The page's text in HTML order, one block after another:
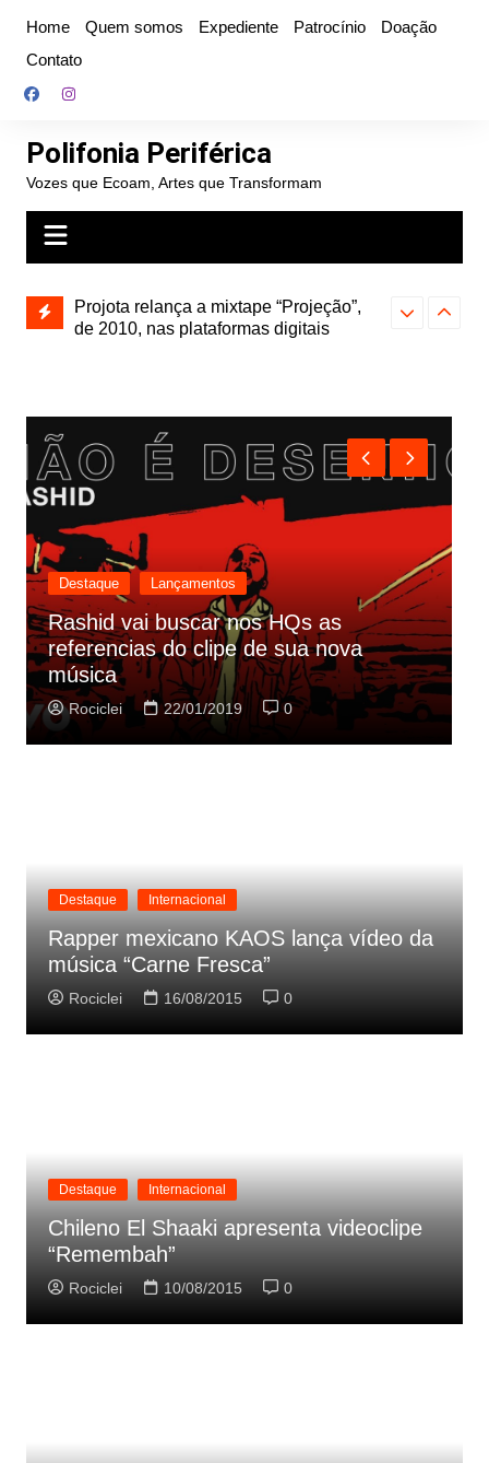
conteúdo
Home Quem somos Expediente Patrocínio
Doação
Contato
Polifonia Periférica
Vozes que Ecoam, Artes que Transformam
Projota relança a mixtape “Projeção”,
de 2010, nas plataformas digitais
Hitmia: pop
Destaque Lançamentos
Rashid vai buscar nos HQs as
referencias do clipe de sua nova
música
Rociclei 22/01/2019 0
Destaque Internacional
Rapper mexicano KAOS lança vídeo da
música “Carne Fresca”
Rociclei 16/08/2015 0
Destaque Internacional
Chileno El Shaaki apresenta videoclipe
“Remembah”
Rociclei 10/08/2015 0